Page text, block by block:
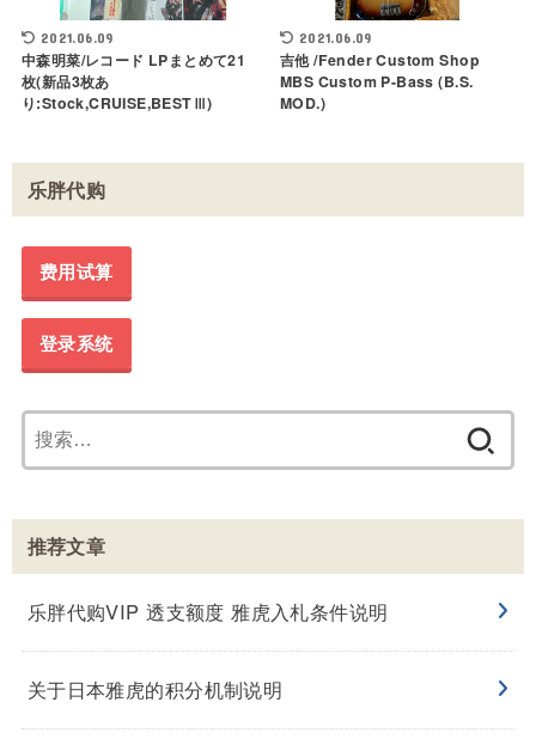
2021.06.09
中森明菜/レコード LPまとめて21
枚(新品3枚あ
り:Stock,CRUISE,BESTⅢ)
2021.06.09
吉他 /Fender Custom Shop
MBS Custom P-Bass (B.S.
MOD.)
乐胖代购
费用试算
登录系统
索：
推荐文章
乐胖代购VIP 透支额度 雅虎入札条件说明
关于日本雅虎的积分机制说明